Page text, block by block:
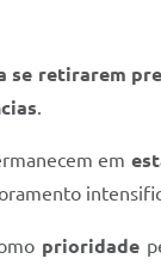
se retirarem
.
em
prioridade